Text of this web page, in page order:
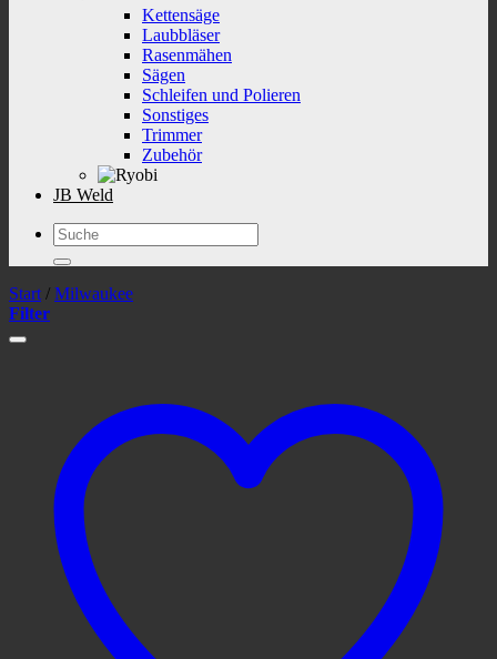
Kettensäge
Laubbläser
Rasenmähen
Sägen
Schleifen und Polieren
Sonstiges
Trimmer
Zubehör
JB Weld
Suchen
nach:
Start / Milwaukee
Filter